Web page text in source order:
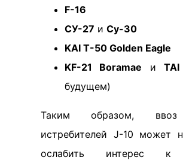
F-16
СУ-27 и Су-30
KAI T-50 Golden Eagle
KF-21 Boramae и
будущем)
Таким образом,
истребителей J-10 может
ослабить интерес к